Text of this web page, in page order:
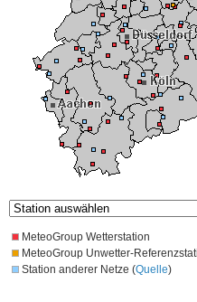
MeteoGroup Wetterstation
MeteoGroup Unwetter-
Station anderer Netze (Quelle)